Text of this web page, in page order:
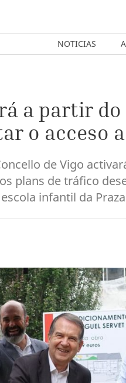
NOTICIAS
a partir
o acceso
de Vigo
plans de tráfico
infantil da